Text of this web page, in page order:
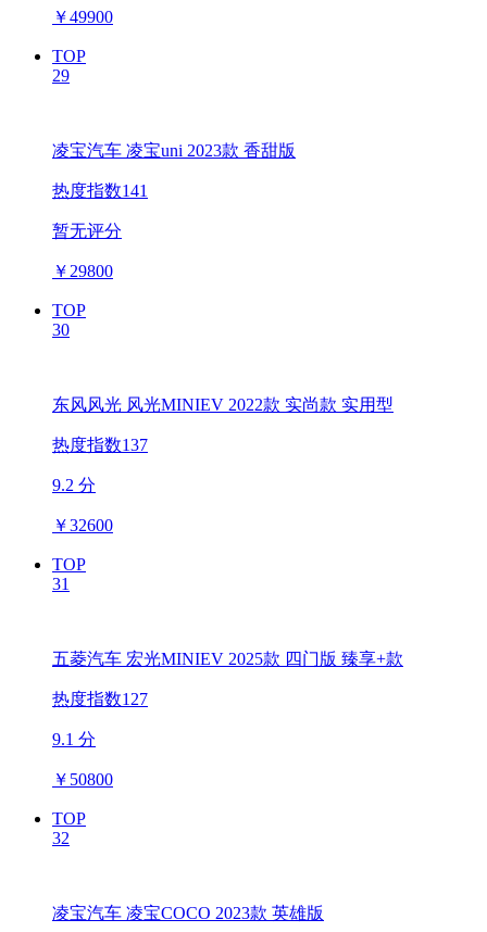
￥49900
TOP
29
凌宝汽车 凌宝uni 2023款 香甜版
热度指数141
暂无评分
￥ 29800
TOP
30
东风风光 风光MINIEV 2022款 实尚款 实用型
热度指数137
9.2 分
￥32600
TOP
31
五菱汽车 宏光MINIEV 2025款 四门版 臻享+款
热度指数127
9.1 分
￥ 50800
TOP
32
凌宝汽车 凌宝COCO 2023款 英雄版